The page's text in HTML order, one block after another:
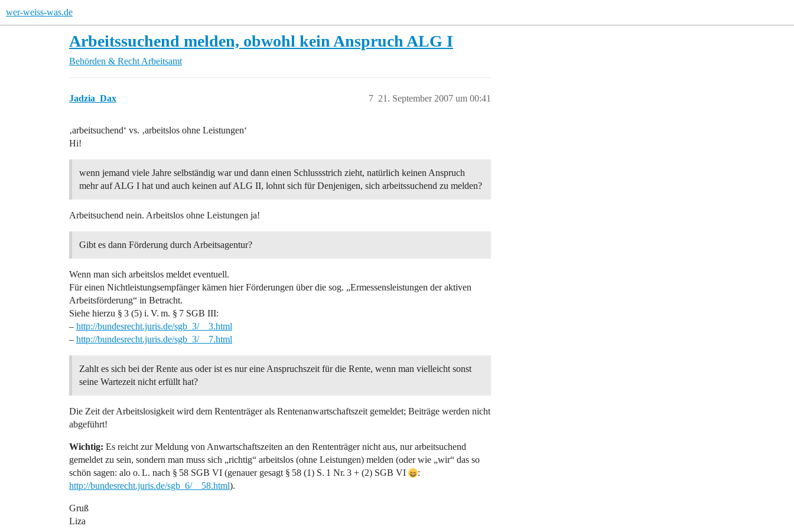
wer-weiss-was.de
Arbeitssuchend melden, obwohl kein Anspruch ALG I
Behörden & Recht Arbeitsamt
Jadzia_Dax 21. September 2007 um 00:41
7
‚arbeitsuchend‘ vs. ‚arbeitslos ohne Leistungen‘
Hi!
wenn jemand viele Jahre selbständig war und dann einen Schlussstrich zieht, natürlich keinen Anspruch
mehr auf ALG I hat und auch keinen auf ALG II, lohnt sich für Denjenigen, sich arbeitssuchend zu melden?
Arbeitsuchend nein. Arbeitslos ohne Leistungen ja!
Gibt es dann Förderung durch Arbeitsagentur?
Wenn man sich arbeitslos meldet eventuell.
Für einen Nichtleistungsempfänger kämen hier Förderungen über die sog. „Ermessensleistungen der aktiven
Arbeitsförderung“ in Betracht.
Siehe hierzu § 3 (5) i. V. m. § 7 SGB III:
– http://bundesrecht.juris.de/sgb_3/__3.html
– http://bundesrecht.juris.de/sgb_3/__7.html
Zahlt es sich bei der Rente aus oder ist es nur eine Anspruchszeit für die Rente, wenn man vielleicht sonst
seine Wartezeit nicht erfüllt hat?
Die Zeit der Arbeitslosigkeit wird dem Rententräger als Rentenanwartschaftszeit gemeldet; Beiträge werden nicht
abgeführt!
Wichtig: Es reicht zur Meldung von Anwartschaftszeiten an den Rententräger nicht aus, nur arbeitsuchend
gemeldet zu sein, sondern man muss sich „richtig“ arbeitslos (ohne Leistungen) melden (oder wie „wir“ das so
schön sagen: alo o. L. nach § 58 SGB VI (genauer gesagt § 58 (1) S. 1 Nr. 3 + (2) SGB VI
:
http://bundesrecht.juris.de/sgb_6/__58.html).
Gruß
Liza